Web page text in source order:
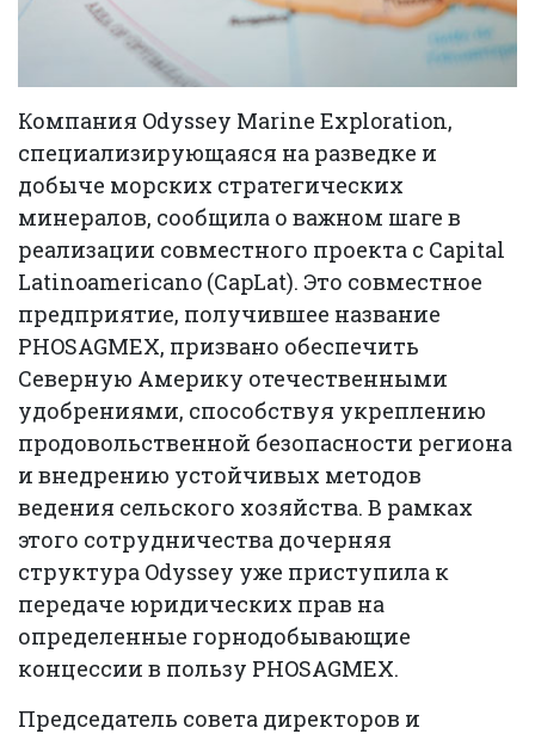
Компания Odyssey Marine Exploration,
специализирующаяся на разведке и
добыче морских стратегических
минералов, сообщила о важном шаге в
реализации совместного проекта с Capital
Latinoamericano (CapLat). Это совместное
предприятие, получившее название
PHOSAGMEX, призвано обеспечить
Северную Америку отечественными
удобрениями, способствуя укреплению
продовольственной безопасности региона
и внедрению устойчивых методов
ведения сельского хозяйства. В рамках
этого сотрудничества дочерняя
структура Odyssey уже приступила к
передаче юридических прав на
определенные горнодобывающие
концессии в пользу PHOSAGMEX.
Председатель совета директоров и